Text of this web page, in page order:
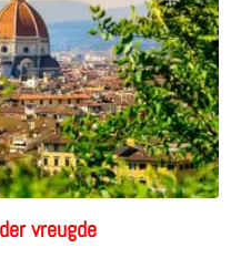
vreugde